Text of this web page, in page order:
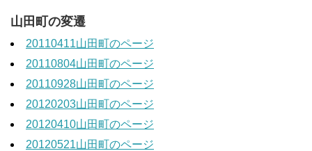
山田町の変遷
20110411山田町のページ
20110804山田町のページ
20110928山田町のページ
20120203山田町のページ
20120410山田町のページ
20120521山田町のページ